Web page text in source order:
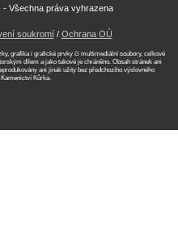
Všechna práva vyhrazena
soukromí/ Ochrana OÚ
grafika i grafické prvky či multimediální soubory, celkové
dílem a jako takové je chráněno. Obsah stránek ani
ani jinak užity bez předchozího výslovného
Kůrka.